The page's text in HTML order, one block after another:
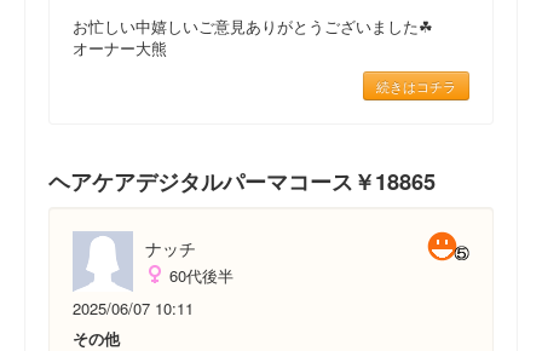
お忙しい中嬉しいご意見ありがとうございました☘
オーナー大熊
続きはコチラ
ヘアケアデジタルパーマコース￥18865
ナッチ
60代後半
2025/06/07 10:11
その他